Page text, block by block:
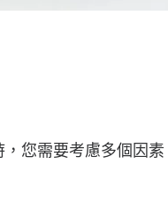
您需要考慮多個因